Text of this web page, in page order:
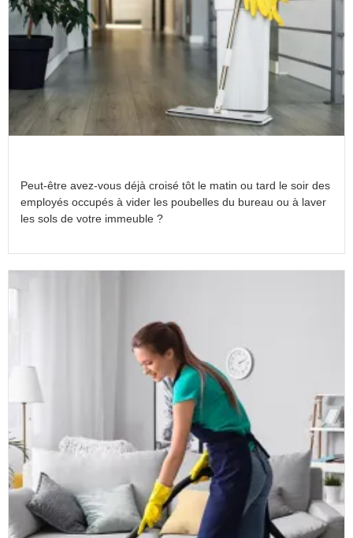
Peut-être avez-vous déjà croisé tôt le matin ou tard le soir des
employés occupés à vider les poubelles du bureau ou à laver
les sols de votre immeuble ?